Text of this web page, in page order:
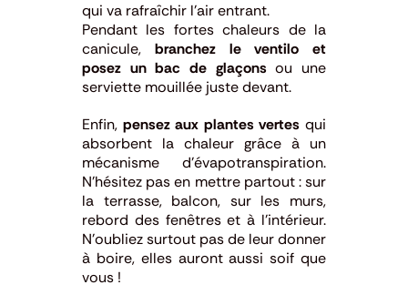
qui va rafraîchir l’air entrant.
Pendant les fortes chaleurs de la
canicule, branchez le ventilo et
posez un bac de glaçons ou une
serviette mouillée juste devant.
Enfin, pensez aux plantes vertes qui
absorbent la chaleur grâce à un
mécanisme d’évapotranspiration.
N’hésitez pas en mettre partout : sur
la terrasse, balcon, sur les murs,
rebord des fenêtres et à l’intérieur.
N’oubliez surtout pas de leur donner
à boire, elles auront aussi soif que
vous !